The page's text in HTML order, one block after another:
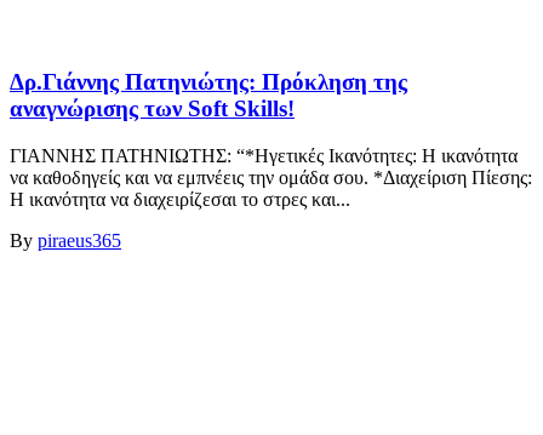
Δρ.Γιάννης Πατηνιώτης: Πρόκληση της
αναγνώρισης των Soft Skills!
ΓΙΑΝΝΗΣ ΠΑΤΗΝΙΩΤΗΣ: “*Ηγετικές Ικανότητες: Η ικανότητα
να καθοδηγείς και να εμπνέεις την ομάδα σου. *Διαχείριση Πίεσης:
Η ικανότητα να διαχειρίζεσαι το στρες και...
By piraeus365